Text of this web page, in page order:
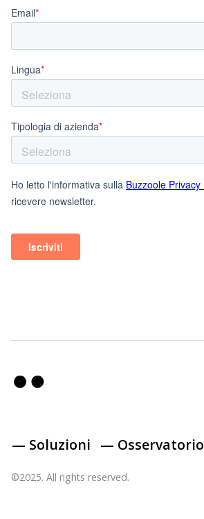
— Soluzioni — Osservatorio
©2025. All rights reserved.